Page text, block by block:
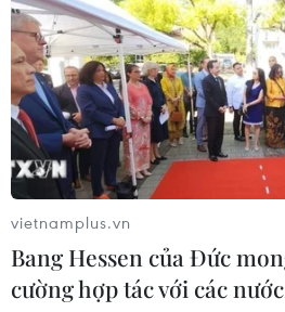
TIN LIÊN QUAN
vietnamplus.vn
Bang Hessen của Đức
cường hợp tác với các